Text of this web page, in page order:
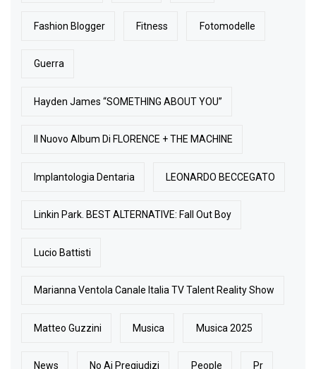
Fashion Blogger Fitness Fotomodelle
Guerra
Hayden James “SOMETHING ABOUT YOU”
Il Nuovo Album Di FLORENCE + THE MACHINE
Implantologia Dentaria LEONARDO BECCEGATO
Linkin Park. BEST ALTERNATIVE: Fall Out Boy
Lucio Battisti
Marianna Ventola Canale Italia TV Talent Reality Show
Matteo Guzzini Musica Musica 2025
News No Ai Pregiudizi People Pr